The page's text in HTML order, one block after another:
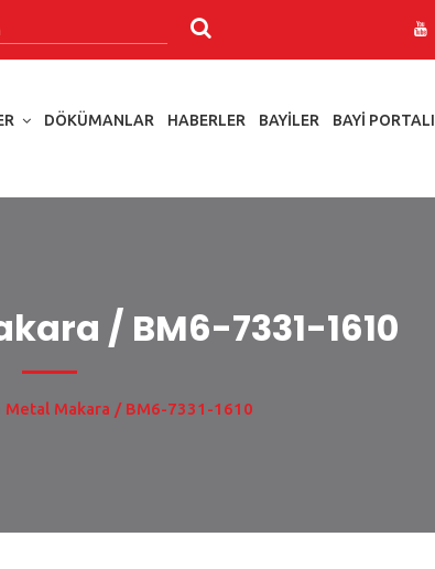
DÖKÜMANLAR HABERLER BAYILER BAYI PORTALI
/ BM6-7331-1610
Metal Makara / BM6-7331-1610